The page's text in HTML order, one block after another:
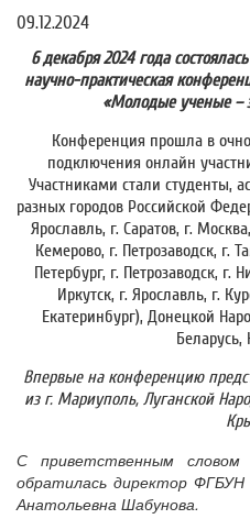
09.12.2024
6 декабря 2024 года
научно-практическая
«Молодые ученые –
Конференция прошла в
подключения онлайн
Участниками стали студенты,
разных городов Российской
Ярославль, г. Саратов, г.
Кемерово, г. Петрозаводск, г.
Петербург, г. Петрозаводск, г.
Иркутск, г. Ярославль, г.
Екатеринбург), Донецкой
Беларусь,
Впервые на конференцию
из г. Мариуполь, Луганской
С приветственным словом
обратилась директор
Анатольевна Шабунова.